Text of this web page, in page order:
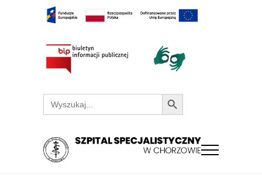
Search
for:
Search Button